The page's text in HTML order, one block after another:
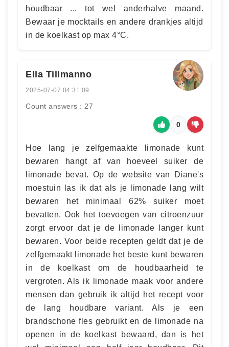
houdbaar ... tot wel anderhalve maand.
Bewaar je mocktails en andere drankjes altijd
in de koelkast op max 4°C.
Ella Tillmanno
2025-07-07 04:31:09
Count answers : 27
0
Hoe lang je zelfgemaakte limonade kunt
bewaren hangt af van hoeveel suiker de
limonade bevat. Op de website van Diane's
moestuin las ik dat als je limonade lang wilt
bewaren het minimaal 62% suiker moet
bevatten. Ook het toevoegen van citroenzuur
zorgt ervoor dat je de limonade langer kunt
bewaren. Voor beide recepten geldt dat je de
zelfgemaakt limonade het beste kunt bewaren
in de koelkast om de houdbaarheid te
vergroten. Als ik limonade maak voor andere
mensen dan gebruik ik altijd het recept voor
de lang houdbare variant. Als je een
brandschone fles gebruikt en de limonade na
openen in de koelkast bewaard, dan is het